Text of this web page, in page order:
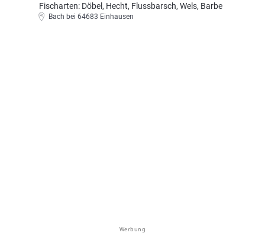
Fischarten: Döbel, Hecht, Flussbarsch, Wels, Barbe
Bach bei 64683 Einhausen
Werbung